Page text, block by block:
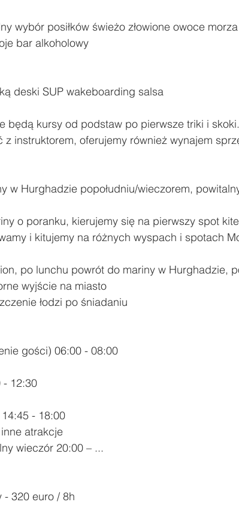
wybór posiłków świeżo złowione owoce
bar alkoholowy
deski SUP wakeboarding salsa
instruktorem, oferujemy również wynajem
w Hurghadzie popołudniu/wieczorem,
o poranku, kierujemy się na pierwszy spot
i kitujemy na różnych wyspach i spotach
po lunchu powrót do mariny w Hurghadzie,
wyjście na miasto
łodzi po śniadaniu
gości) 06:00 - 08:00
- 12:30
- 18:00
atrakcje
wieczór 20:00 – ...
- 320 euro / 8h